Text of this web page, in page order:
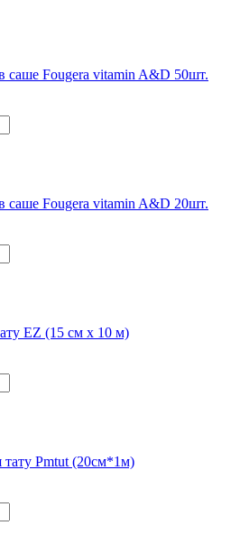
саше Fougera vitamin A&D 50шт.
саше Fougera vitamin A&D 20шт.
EZ (15 см х 10 м)
Pmtut (20см*1м)